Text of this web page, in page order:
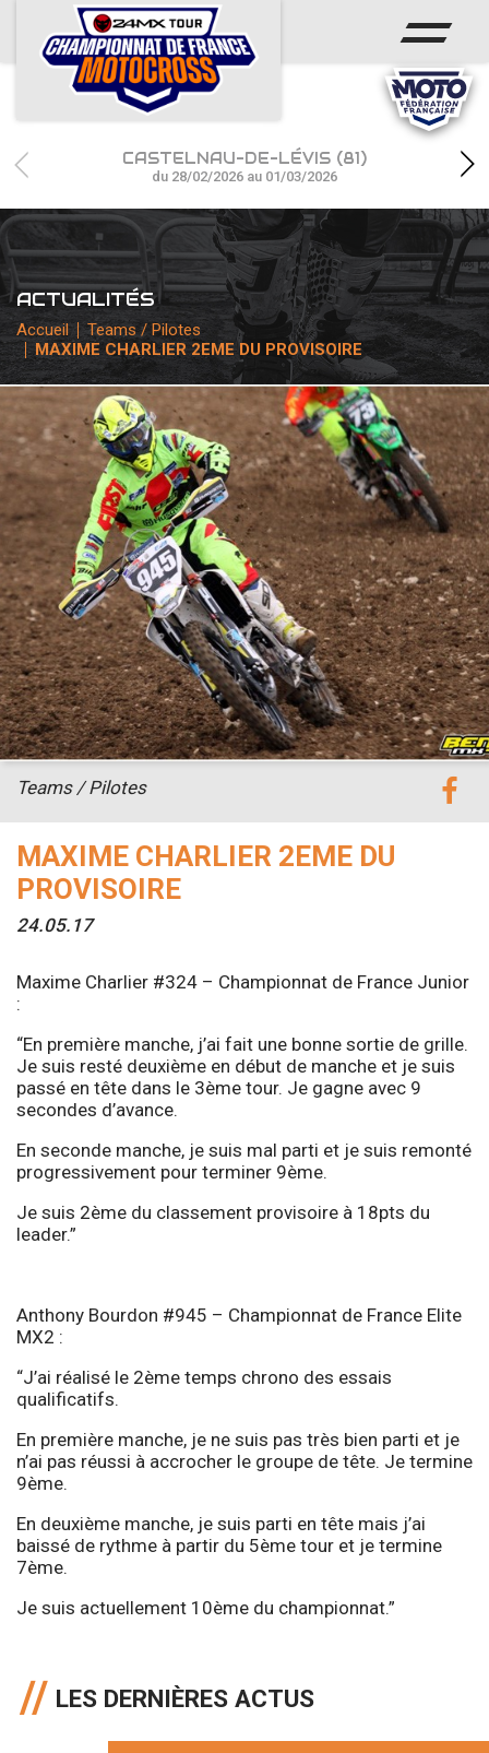
ACCUEIL
ACTUS
CALENDRIER
RÉSULTATS
PHOTOS / WEB TV
CHAMPIONNAT
PARTENAIRES
accéder à la billetterie
CASTELNAU-DE-LÉVIS (81)
du 28/02/2026 au 01/03/2026
ACTUALITÉS
Accueil
Teams / Pilotes
MAXIME CHARLIER 2EME DU PROVISOIRE
MAXIME CHARLIER 2EME DU
PROVISOIRE
24.05.17
Teams / Pilotes
Maxime Charlier #324 – Championnat de France Junior
:
“En première manche, j’ai fait une bonne sortie de grille.
Je suis resté deuxième en début de manche et je suis
passé en tête dans le 3ème tour. Je gagne avec 9
secondes d’avance.
En seconde manche, je suis mal parti et je suis remonté
progressivement pour terminer 9ème.
Je suis 2ème du classement provisoire à 18pts du
leader.”
Anthony Bourdon #945 – Championnat de France Elite
MX2 :
“J’ai réalisé le 2ème temps chrono des essais
qualificatifs.
En première manche, je ne suis pas très bien parti et je
n’ai pas réussi à accrocher le groupe de tête. Je termine
9ème.
En deuxième manche, je suis parti en tête mais j’ai
baissé de rythme à partir du 5ème tour et je termine
7ème.
Je suis actuellement 10ème du championnat.”
LES DERNIÈRES ACTUS